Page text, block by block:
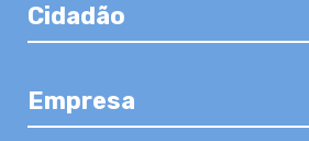
Cidadão
Empresa